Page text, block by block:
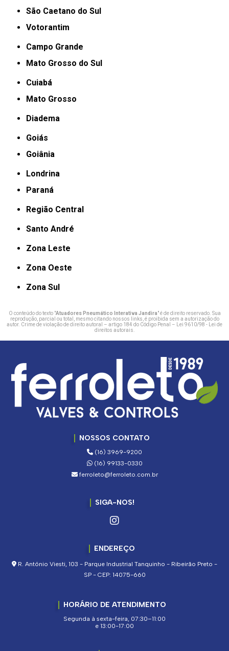
São Caetano do Sul
Votorantim
Campo Grande
Mato Grosso do Sul
Cuiabá
Mato Grosso
Diadema
Goiás
Goiânia
Londrina
Paraná
Região Central
Santo André
Zona Leste
Zona Oeste
Zona Sul
O conteúdo do texto "Atuadores Pneumático Interativa Jandira" é de direito reservado. Sua
reprodução, parcial ou total, mesmo citando nossos links, é proibida sem a autorização do
autor. Crime de violação de direito autoral – artigo 184 do Código Penal –
Lei 9610/98 - Lei de
direitos autorais
NOSSOS CONTATO
(16) 3969-9200
(16) 99133-0330
ferroleto@ferroleto.com.br
SIGA-NOS!
ENDEREÇO
R. Antônio Viesti, 103 - Parque Industrial Tanquinho - Ribeirão Preto -
SP - CEP: 14075-660
HORÁRIO DE ATENDIMENTO
Segunda à sexta-feira, 07:30–11:00
e 13:00-17:00